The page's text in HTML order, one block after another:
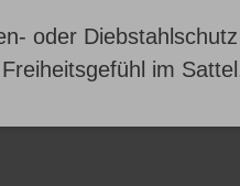
oder
im